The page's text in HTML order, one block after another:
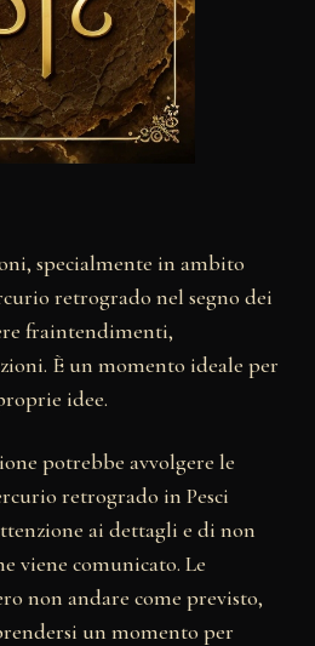
specialmente in ambito
retrogrado nel segno dei
fraintendimenti,
È un momento ideale per
idee.
potrebbe avvolgere le
retrogrado in Pesci
ai dettagli e di non
viene comunicato. Le
non andare come previsto,
un momento per